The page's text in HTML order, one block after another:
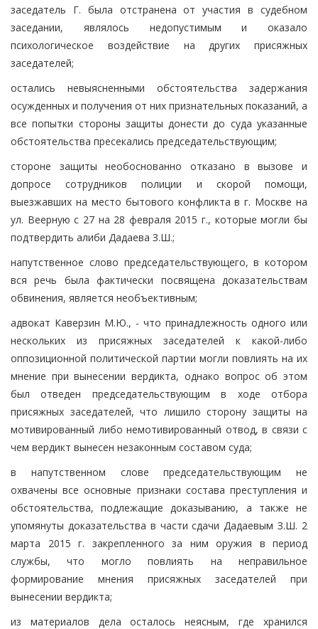
заседатель Г. была отстранена от участия в судебном
заседании, являлось недопустимым и оказало
психологическое воздействие на других присяжных
заседателей;
остались невыясненными обстоятельства задержания
осужденных и получения от них признательных показаний, а
все попытки стороны защиты донести до суда указанные
обстоятельства пресекались председательствующим;
стороне защиты необоснованно отказано в вызове и
допросе сотрудников полиции и скорой помощи,
выезжавших на место бытового конфликта в г. Москве на
ул. Веерную с 27 на 28 февраля 2015 г., которые могли бы
подтвердить алиби Дадаева З.Ш.;
напутственное слово председательствующего, в котором
вся речь была фактически посвящена доказательствам
обвинения, является необъективным;
адвокат Каверзин М.Ю., - что принадлежность одного или
нескольких из присяжных заседателей к какой-либо
оппозиционной политической партии могли повлиять на их
мнение при вынесении вердикта, однако вопрос об этом
был отведен председательствующим в ходе отбора
присяжных заседателей, что лишило сторону защиты на
мотивированный либо немотивированный отвод, в связи с
чем вердикт вынесен незаконным составом суда;
в напутственном слове председательствующим не
охвачены все основные признаки состава преступления и
обстоятельства, подлежащие доказыванию, а также не
упомянуты доказательства в части сдачи Дадаевым З.Ш. 2
марта 2015 г. закрепленного за ним оружия в период
службы, что могло повлиять на неправильное
формирование мнения присяжных заседателей при
вынесении вердикта;
из материалов дела осталось неясным, где хранился